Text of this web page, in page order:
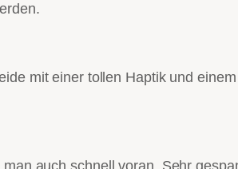
mit einer tollen Haptik und